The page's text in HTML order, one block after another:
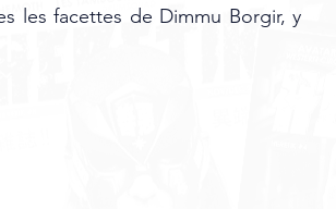
les facettes de Dimmu Borgir, y